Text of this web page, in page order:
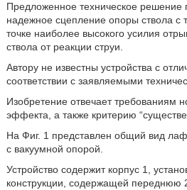
Предложенное техническое решение
надежное сцепление опоры ствола с
точке наиболее высокого усилия
ствола от реакции струи.
Автору не известны устройства с
соответствии с заявляемыми
Изобретение отвечает требованиям
эффекта, а также критерию
На Фиг. 1 представлен общий вид
с вакуумной опорой.
Устройство содержит корпус 1,
конструкции, содержащей переднюю